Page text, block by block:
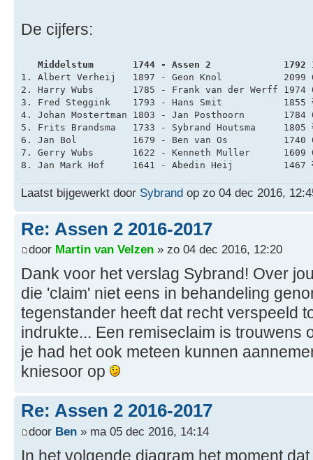
De cijfers:
Middelstum       1744 - Assen 2             1792
1. Albert Verheij   1897 - Geon Knol           2099
2. Harry Wubs       1785 - Frank van der Werff
3. Fred Steggink    1793 - Hans Smit           1855
4. Johan Mostertman 1803 - Jan Posthoorn
5. Frits Brandsma   1733 - Sybrand Houtsma
6. Jan Bol          1679 - Ben van Os          1740
7. Gerry Wubs       1622 - Kenneth Muller
8. Jan Mark Hof     1641 - Abedin Heij         1467
Laatst bijgewerkt door Sybrand op zo 04 dec 2016,
Re: Assen 2 2016-2017
door Martin van Velzen » zo 04 dec 2016, 12:20
Dank voor het verslag Sybrand! Over
die 'claim' niet eens in behandeling
tegenstander heeft dat recht verspeeld
indrukte... Een remiseclaim is trouwens
je had het ook meteen kunnen
kniesoor op
Re: Assen 2 2016-2017
door Ben » ma 05 dec 2016, 14:14
In het volgende diagram het moment